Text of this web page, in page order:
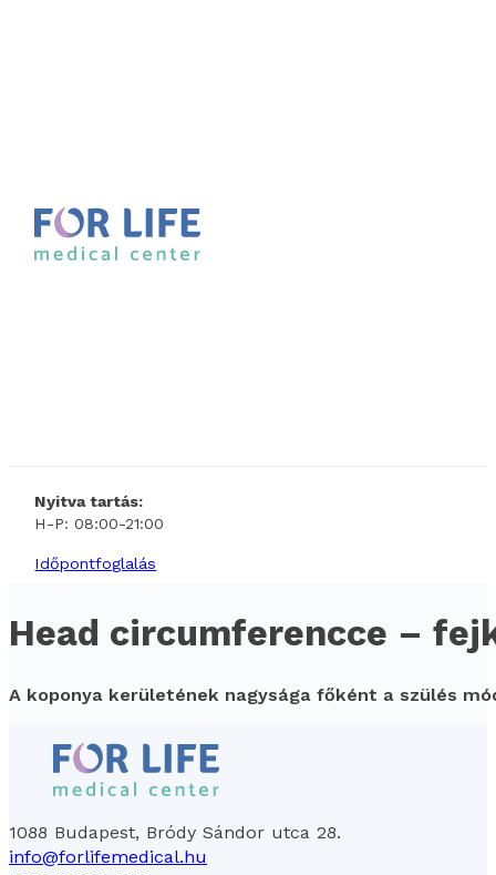
Nyitva tartás:
H-P: 08:00-21:00
Időpontfoglalás
Head circumferencce –
A koponya kerületének nagysága főként a szülés
1088 Budapest, Bródy Sándor utca 28.
info@forlifemedical.hu